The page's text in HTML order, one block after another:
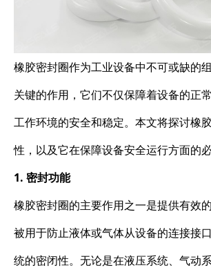
橡胶密封圈作为工业设备中不可或缺的
关键的作用，它们不仅保障着设备的正
工作环境的安全和稳定。本文将探讨橡
性，以及它在保障设备安全运行方面的必
1. 密封功能
橡胶密封圈的主要作用之一是提供有效
被用于防止液体或气体从设备的连接接
统的密闭性。无论是在液压系统、气动